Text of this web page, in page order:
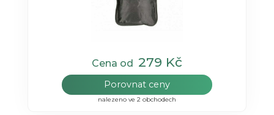
Cena od 279 Kč
Porovnat ceny
nalezeno ve 2 obchodech